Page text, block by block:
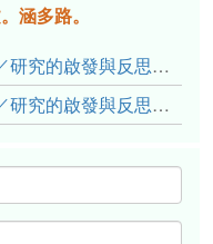
涵多路。
看見社會： STS 觀點對設計史／研究的啟發與反思（下）
看見社會： STS 觀點對設計史／研究的啟發與反思（上）